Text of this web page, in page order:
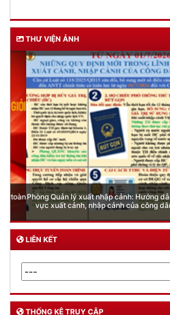
THƯ VIỆN ẢNH
Phòng Quản lý xuất nhập cảnh: Hướng dẫn
vực xuất cảnh, nhập cảnh của công dân
LIÊN KẾT
THỐNG KÊ TRUY CẬP